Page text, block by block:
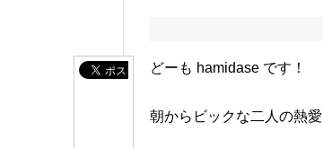
どーも hamidase です！
朝からビックな二人の熱